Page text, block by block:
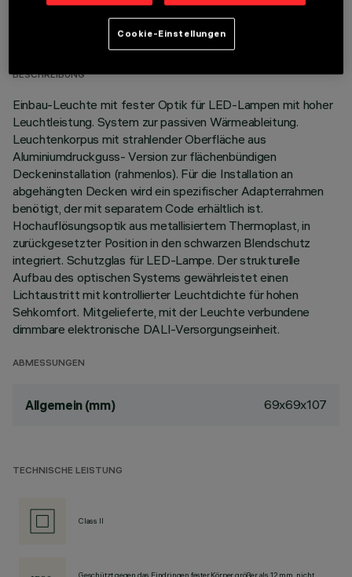
TECHNISCHE DATEN
LETZTES UPDATE: 06.08.2026
BESCHREIBUNG
Einbau-Leuchte mit fester Optik für LED-Lampen mit hoher
Leuchtleistung. System zur passiven Wärmeableitung.
Leuchtenkorpus mit strahlender Oberfläche aus
Aluminiumdruckguss- Version zur flächenbündigen
Deckeninstallation (rahmenlos). Für die Installation an
abgehängten Decken wird ein spezifischer Adapterrahmen
benötigt, der mit separatem Code erhältlich ist.
Hochauflösungsoptik aus metallisiertem Thermoplast, in
zurückgesetzter Position in den schwarzen Blendschutz
integriert. Schutzglas für LED-Lampe. Der strukturelle
Aufbau des optischen Systems gewährleistet einen
Lichtaustritt mit kontrollierter Leuchtdichte für hohen
Sehkomfort. Mitgelieferte, mit der Leuchte verbundene
dimmbare elektronische DALI-Versorgungseinheit.
ABMESSUNGEN
Allgemein (mm) 69x69x107
TECHNISCHE LEISTUNG
Class II
Cookie-Einstellungen